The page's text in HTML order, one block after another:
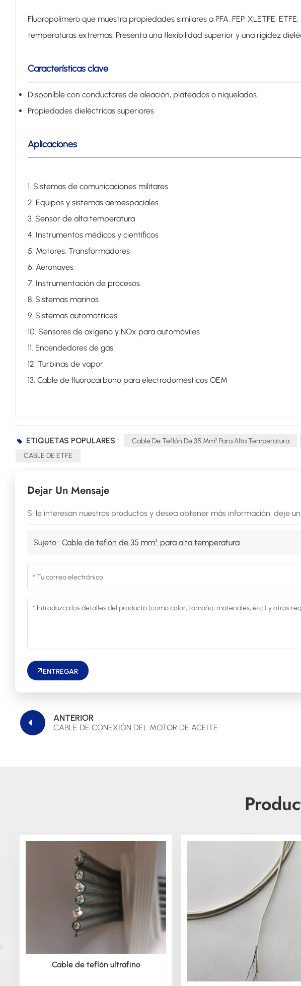
Fluoropolímero que muestra propiedades similares a PFA, FEP, XLETFE,
temperaturas extremas, Presenta una flexibilidad superior y una rigidez
Características clave
Disponible con conductores de aleación, plateados o niquelados.
Propiedades dieléctricas superiores
Aplicaciones
1. Sistemas de comunicaciones militares
2. Equipos y sistemas aeroespaciales
3. Sensor de alta temperatura
4. Instrumentos médicos y científicos
5. Motores, Transformadores
6. Aeronaves
7. Instrumentación de procesos
8. Sistemas marinos
9. Sistemas automotrices
10. Sensores de oxígeno y NOx para automóviles
11. Encendedores de gas
12. Turbinas de vapor
13. Cable de fluorocarbono para electrodomésticos OEM
ETIQUETAS POPULARES : Cable De Teflón De 35 Mm² Para Alta Temperatura
CABLE DE ETFE
Dejar Un Mensaje
Si le interesan nuestros productos y desea obtener más información, deje
Sujeto : Cable de teflón de 35 mm² para alta temperatura
ENTREGAR
ANTERIOR
CABLE DE CONEXIÓN DEL MOTOR DE ACEITE
Cable de teflón ultrafino